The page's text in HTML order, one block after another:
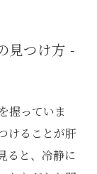
見つけ方 -
握っていま
けることが肝
ると、冷静に